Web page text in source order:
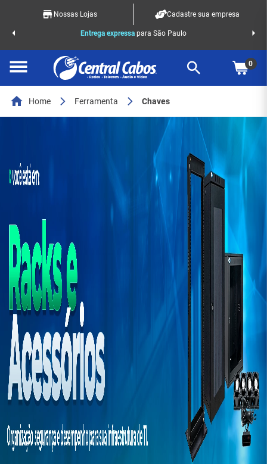
Nossas Lojas
Cadastre sua empresa
Entrega expressa para São Paulo
0
Home Ferramenta Chaves